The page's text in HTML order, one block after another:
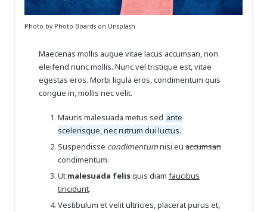
Photo by Photo Boards on Unsplash
Maecenas mollis augue vitae lacus accumsan, non
eleifend nunc mollis. Nunc vel tristique est, vitae
egestas eros. Morbi ligula eros, condimentum quis
congue in, mollis nec velit.
Mauris malesuada metus sed ante
scelerisque, nec rutrum dui luctus.
Suspendisse condimentumnisi eu accumsan
condimentum.
Ut malesuada felisquis diam faucibus
tincidunt.
Vestibulum et velit ultricies, placerat purus et,